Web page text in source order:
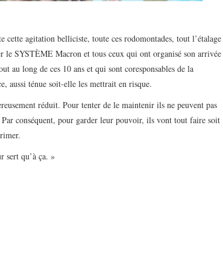
cette agitation belliciste, toute ces rodomontades, tout l’étalage
le SYSTÈME Macron et tous ceux qui ont organisé son arrivée
au long de ces 10 ans et qui sont coresponsables de la
aussi ténue soit-elle les mettrait en risque.
réduit. Pour tenter de le maintenir ils ne peuvent pas
conséquent, pour garder leur pouvoir, ils vont tout faire soit
sert qu’à ça. »